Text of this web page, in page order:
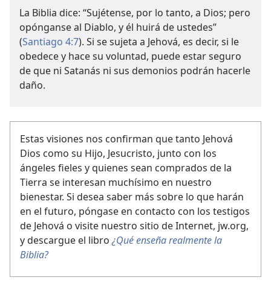
La Biblia dice: “Sujétense, por lo tanto, a Dios; pero
opónganse al Diablo, y él huirá de ustedes”
(Santiago 4:7). Si se sujeta a Jehová, es decir, si le
obedece y hace su voluntad, puede estar seguro
de que ni Satanás ni sus demonios podrán hacerle
daño.
Estas visiones nos confirman que tanto Jehová
Dios como su Hijo, Jesucristo, junto con los
ángeles fieles y quienes sean comprados de la
Tierra se interesan muchísimo en nuestro
bienestar. Si desea saber más sobre lo que harán
en el futuro, póngase en contacto con los testigos
de Jehová o visite nuestro sitio de Internet, jw.org,
y descargue el libro¿Qué enseña realmente la
Biblia?